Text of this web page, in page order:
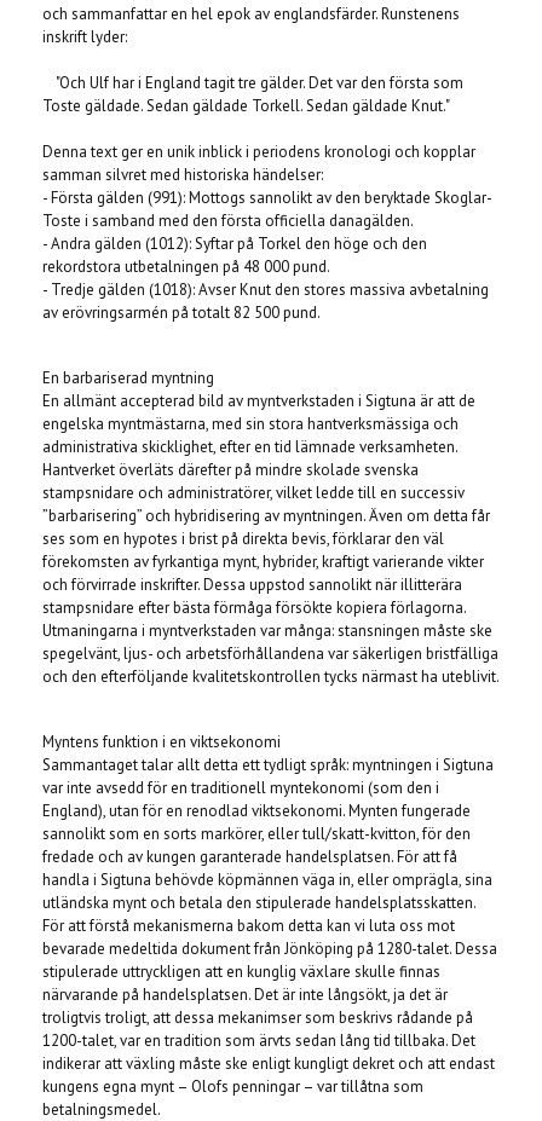
och sammanfattar en hel epok av englandsfärder. Runstenens
inskrift lyder:
"Och Ulf har i England tagit tre gälder. Det var den första som
Toste gäldade. Sedan gäldade Torkell. Sedan gäldade Knut."
Denna text ger en unik inblick i periodens kronologi och kopplar
samman silvret med historiska händelser:
- Första gälden (991): Mottogs sannolikt av den beryktade Skoglar-
Toste i samband med den första officiella danagälden.
- Andra gälden (1012): Syftar på Torkel den höge och den
rekordstora utbetalningen på 48 000 pund.
- Tredje gälden (1018): Avser Knut den stores massiva avbetalning
av erövringsarmén på totalt 82 500 pund.
En barbariserad myntning
En allmänt accepterad bild av myntverkstaden i Sigtuna är att de
engelska myntmästarna, med sin stora hantverksmässiga och
administrativa skicklighet, efter en tid lämnade verksamheten.
Hantverket överläts därefter på mindre skolade svenska
stampsnidare och administratörer, vilket ledde till en successiv
”barbarisering” och hybridisering av myntningen. Även om detta får
ses som en hypotes i brist på direkta bevis, förklarar den väl
förekomsten av fyrkantiga mynt, hybrider, kraftigt varierande vikter
och förvirrade inskrifter. Dessa uppstod sannolikt när illitterära
stampsnidare efter bästa förmåga försökte kopiera förlagorna.
Utmaningarna i myntverkstaden var många: stansningen måste ske
spegelvänt, ljus- och arbetsförhållandena var säkerligen bristfälliga
och den efterföljande kvalitetskontrollen tycks närmast ha uteblivit.
Myntens funktion i en viktsekonomi
Sammantaget talar allt detta ett tydligt språk: myntningen i Sigtuna
var inte avsedd för en traditionell myntekonomi (som den i
England), utan för en renodlad viktsekonomi. Mynten fungerade
sannolikt som en sorts markörer, eller tull/skatt-kvitton, för den
fredade och av kungen garanterade handelsplatsen. För att få
handla i Sigtuna behövde köpmännen väga in, eller omprägla, sina
utländska mynt och betala den stipulerade handelsplatsskatten.
För att förstå mekanismerna bakom detta kan vi luta oss mot
bevarade medeltida dokument från Jönköping på 1280-talet. Dessa
stipulerade uttryckligen att en kunglig växlare skulle finnas
närvarande på handelsplatsen. Det är inte långsökt, ja det är
troligtvis troligt, att dessa mekanimser som beskrivs rådande på
1200-talet, var en tradition som ärvts sedan lång tid tillbaka. Det
indikerar att växling måste ske enligt kungligt dekret och att endast
kungens egna mynt – Olofs penningar – var tillåtna som
betalningsmedel.